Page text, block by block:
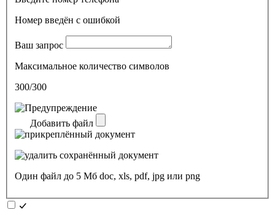
Номер введён c ошибкой
Ваш запрос
Максимальное количество символов
300/300
Добавить файл
Один файл до 5 Мб doc, xls, pdf, jpg или png